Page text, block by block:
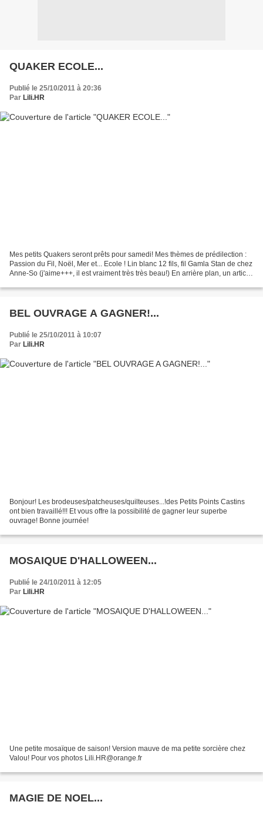
QUAKER ECOLE...
Publié le 25/10/2011 à 20:36
Par Lili.HR
Mes petits Quakers seront prêts pour samedi! Mes thèmes de prédilection :
Passion du Fil, Noël, Mer et... Ecole ! Lin blanc 12 fils, fil Gamla Stan de chez
Anne-So (j'aime+++, il est vraiment très très beau!) En arrière plan, un article
BEL OUVRAGE A GAGNER!...
Publié le 25/10/2011 à 10:07
Par Lili.HR
Bonjour! Les brodeuses/patcheuses/quilteuses...!des Petits Points Castins
ont bien travaillé!!! Et vous offre la possibilité de gagner leur superbe
ouvrage! Bonne journée!
MOSAIQUE D'HALLOWEEN...
Publié le 24/10/2011 à 12:05
Par Lili.HR
Une petite mosaïque de saison! Version mauve de ma petite sorcière chez
Valou! Pour vos photos Lili.HR@orange.fr
MAGIE DE NOEL...